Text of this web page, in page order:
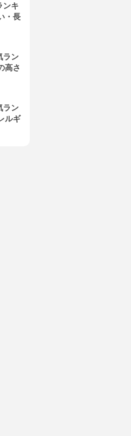
ンキ
・長
ラン
高さ
ラン
ルギ